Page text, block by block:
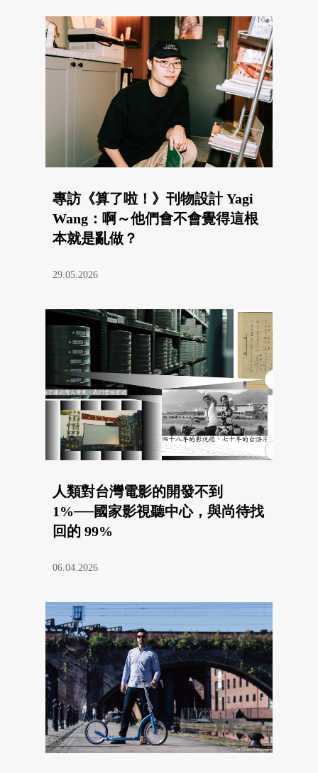
專訪《算了啦！》刊物設計 Yagi
Wang：啊～他們會不會覺得這根
本就是亂做？
29.05.2026
人類對台灣電影的開發不到
1%──國家影視聽中心，與尚待找
回的 99%
06.04.2026